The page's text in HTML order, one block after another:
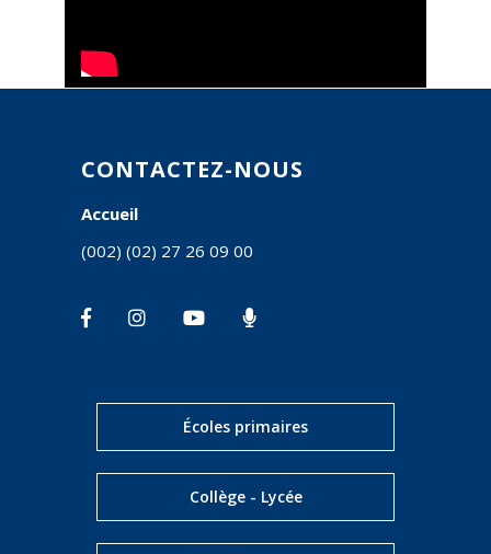
CONTACTEZ-NOUS
Accueil
(002) (02) 27 26 09 00
Écoles primaires
Collège - Lycée